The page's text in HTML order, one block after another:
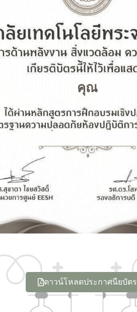
คุณ
ดาวน์โหลดประกาศนียบัตร